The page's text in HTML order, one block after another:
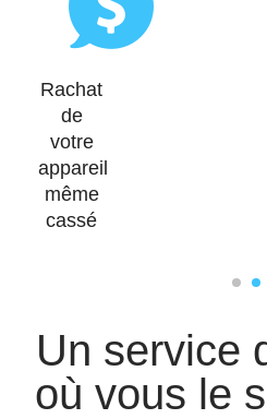
Rachat
de
votre
appareil
même
cassé
1 2
Un service
où vous le